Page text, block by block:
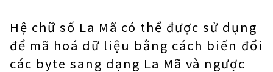
Hệ chữ số La Mã có thể được sử dụng
để mã hoá dữ liệu bằng cách biến đổi
các byte sang dạng La Mã và ngược